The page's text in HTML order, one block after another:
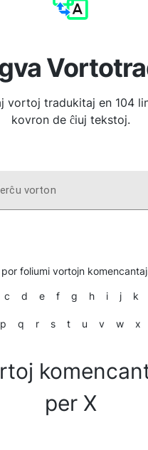
vortoj tradukitaj en 104
kovron de ĉiuj tekstoj.
vorton
foliumi vortojn
c d e f g h i j k
p q r s t u v w x
per X